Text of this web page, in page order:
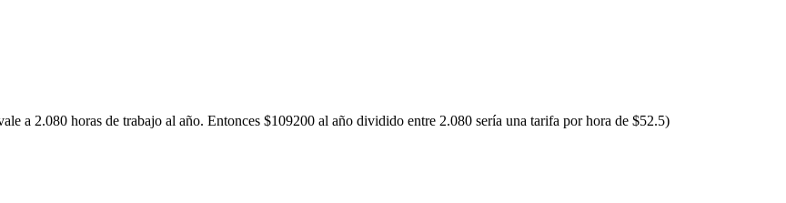
a 2.080 horas de trabajo al año. Entonces $109200 al año dividido entre 2.080 sería una tarifa por hora de $52.5)